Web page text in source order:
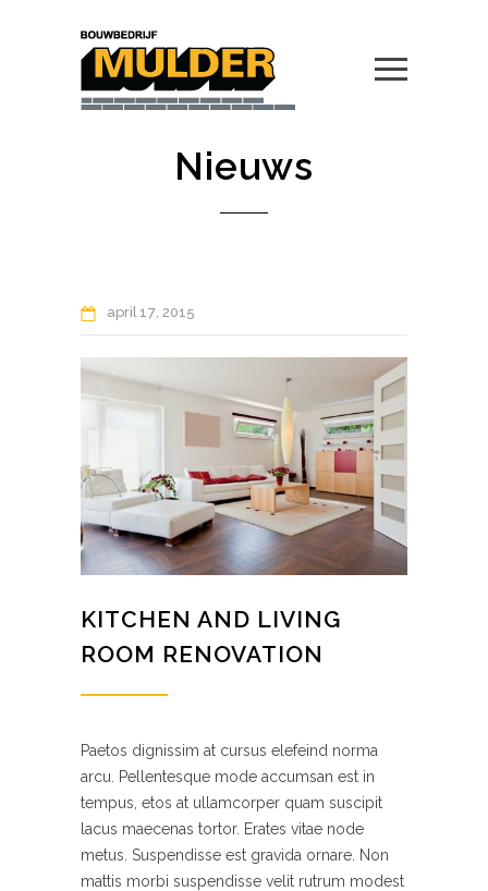
Nieuws
april17 2015
KITCHEN AND LIVING
ROOM RENOVATION
Paetos dignissim at cursus elefeind norma
arcu. Pellentesque mode accumsan est in
tempus, etos at ullamcorper quam suscipit
lacus maecenas tortor. Erates vitae node
metus. Suspendisse est gravida ornare. Non
mattis morbi suspendisse velit rutrum modest